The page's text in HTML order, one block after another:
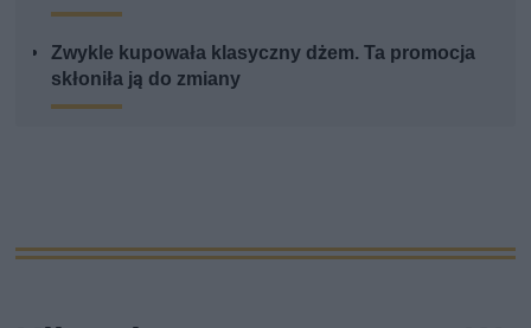
Zwykle kupowała klasyczny dżem. Ta promocja
skłoniła ją do zmiany